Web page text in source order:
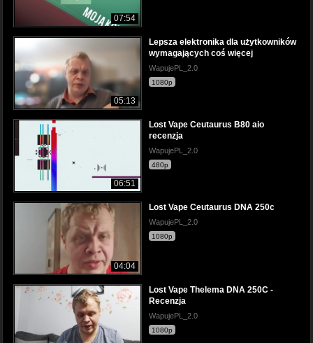
07:54
05:13
Lepsza elektronika dla użytkowników
wymagających coś więcej
WapujePL_2.0
1080p
06:51
Lost Vape Ceutaurus B80 aio
recenzja
WapujePL_2.0
480p
04:04
Lost Vape Ceutaurus DNA 250c
WapujePL_2.0
1080p
Lost Vape Thelema DNA 250C -
Recenzja
WapujePL_2.0
1080p